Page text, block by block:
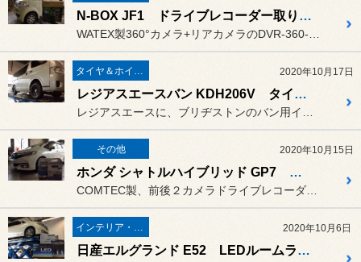
N-BOX JF1 ドライブレコーダー取り付け
タイヤ＆ホイール 2020年10月17日
レジアスエースバン KDH206V タイヤ・ホイール交換
その他 2020年10月15日
ホンダ シャトルハイブリッド GP7 ドラレコ取り付け
インテリア・エクステリア 2020年10月6日
日産エルグランド E52 LEDルームランプ他